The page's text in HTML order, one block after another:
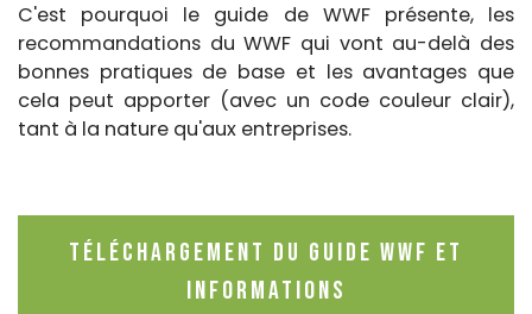
C'est pourquoi le guide de WWF présente, les
recommandations du WWF qui vont au-delà des
bonnes pratiques de base et les avantages que
cela peut apporter (avec un code couleur clair),
tant à la nature qu'aux entreprises.
TÉLÉCHARGEMENT DU GUIDE WWF ET
INFORMATIONS